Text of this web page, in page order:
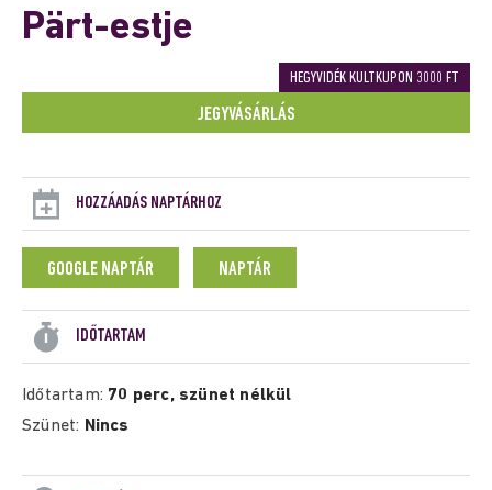
Pärt-estje
HEGYVIDÉK KULTKUPON 3000 FT
JEGYVÁSÁRLÁS
HOZZÁADÁS NAPTÁRHOZ
GOOGLE NAPTÁR NAPTÁR
IDŐTARTAM
Időtartam: 70 perc, szünet nélkül
Szünet: Nincs